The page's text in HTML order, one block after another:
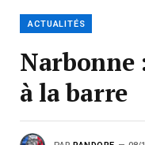
ACTUALITÉS
Narbonne
à la barre